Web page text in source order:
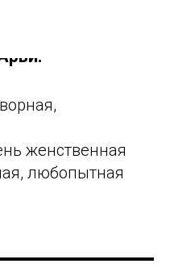
женственная
любопытная